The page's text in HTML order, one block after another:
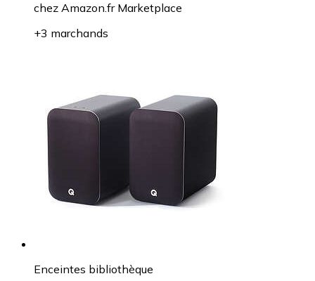
chez Amazon.fr Marketplace
+3 marchands
Enceintes bibliothèque